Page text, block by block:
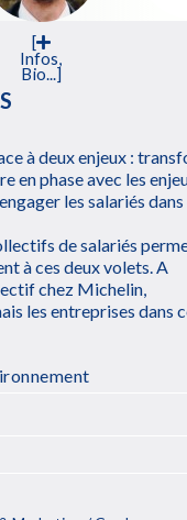
[
Infos,
Bio...]
à deux enjeux :
en phase avec les
les salariés
de salariés
à ces deux volets. A
chez Michelin,
les entreprises dans